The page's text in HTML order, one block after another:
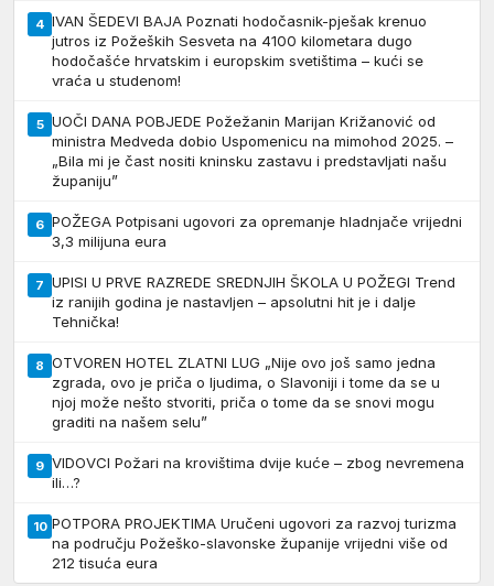
4 IVAN ŠEDEVI BAJA Poznati hodočasnik-pješak krenuo
jutros iz Požeških Sesveta na 4100 kilometara dugo
hodočašće hrvatskim i europskim svetištima – kući se
vraća u studenom!
5 UOČI DANA POBJEDE Požežanin Marijan Križanović od
ministra Medveda dobio Uspomenicu na mimohod 2025. –
„Bila mi je čast nositi kninsku zastavu i predstavljati našu
županiju”
6 POŽEGA Potpisani ugovori za opremanje hladnjače vrijedni
3,3 milijuna eura
7 UPISI U PRVE RAZREDE SREDNJIH ŠKOLA U POŽEGI Trend
iz ranijih godina je nastavljen – apsolutni hit je i dalje
Tehnička!
8 OTVOREN HOTEL ZLATNI LUG „Nije ovo još samo jedna
zgrada, ovo je priča o ljudima, o Slavoniji i tome da se u
njoj može nešto stvoriti, priča o tome da se snovi mogu
graditi na našem selu”
9 VIDOVCI Požari na krovištima dvije kuće – zbog nevremena
ili…?
10 POTPORA PROJEKTIMA Uručeni ugovori za razvoj turizma
na području Požeško-slavonske županije vrijedni više od
212 tisuća eura